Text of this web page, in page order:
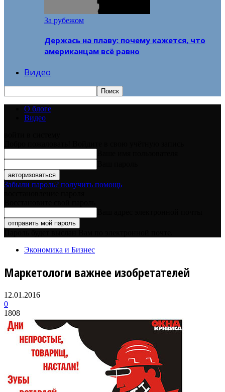
За рубежом
Держась на плаву: почему кажется, что
американцам всё равно
Видео
О блоге
Видео
Забыли пароль? получить помощь
Экономика и Бизнес
Маркетологи важнее изобретателей
12.01.2016
0
1808